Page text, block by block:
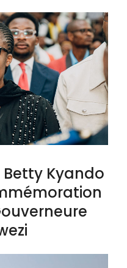
Betty Kyando